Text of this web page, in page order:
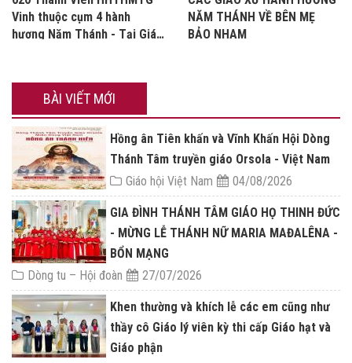
Vinh thuộc cụm 4 hành
hương Năm Thánh - Tại Giáo
NĂM THÁNH VỀ BÊN MẸ
BẢO NHAM
BÀI VIẾT MỚI
Hồng ân Tiên khấn và Vĩnh Khấn Hội Dòng
Thánh Tâm truyền giáo Orsola - Việt Nam
Giáo hội Việt Nam
04/08/2026
GIA ĐÌNH THÁNH TÂM GIÁO HỌ THINH ĐỨC
- MỪNG LỄ THÁNH NỮ MARIA MAĐALÊNA -
BỔN MẠNG
Dòng tu – Hội đoàn
27/07/2026
Khen thường và khích lễ các em cũng như
thầy cô Giáo lý viên kỳ thi cấp Giáo hạt và
Giáo phận